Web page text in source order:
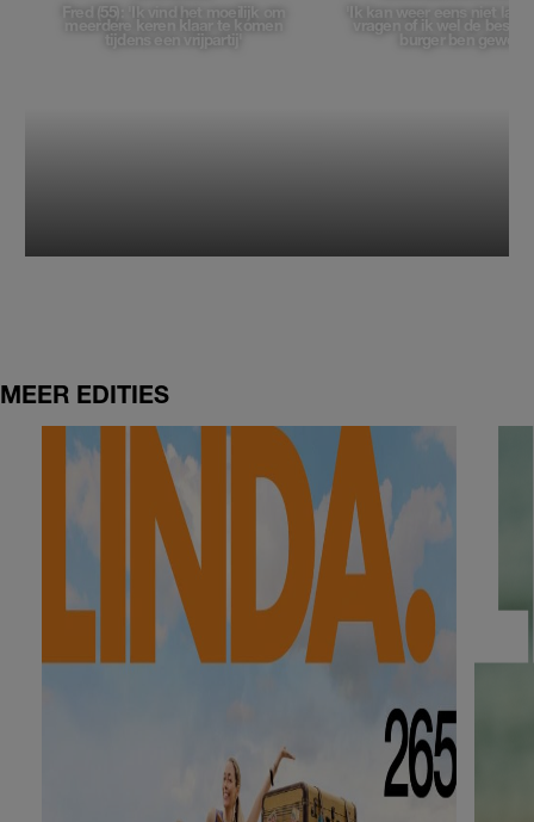
Fred (55): 'Ik vind het moeilijk om
meerdere keren klaar te komen
tijdens een vrijpartij'
'Ik kan weer eens niet
vragen of ik wel de beste,
burger ben
MEER EDITIES